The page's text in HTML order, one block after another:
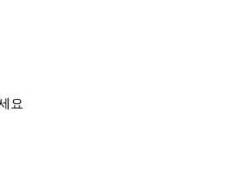
요